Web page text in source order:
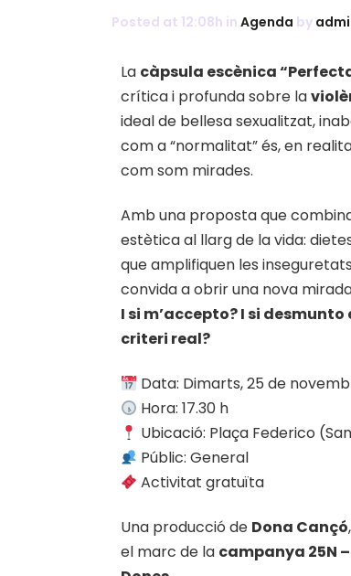
Posted at 12:08h in Agenda by
La càpsula escènica
crítica i profunda sobre la
ideal de bellesa sexualitzat,
com a “normalitat” és, en
com som mirades.
Amb una proposta que
estètica al llarg de la vida:
que amplifiquen les
convida a obrir una nova
I si m’accepto? I si
criteri real?
Data: Dimarts, 25 de
Hora: 17.30 h
Ubicació: Plaça Federico
Públic: General
Activitat gratuïta
Una producció de Dona Cançó
el marc de la campanya 25N